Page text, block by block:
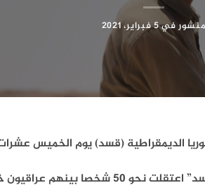
منشور في5 فبراير، 2021
الديمقراطية (قسد) يوم الخميس
وقالت مصادر محلية إن “قسد”